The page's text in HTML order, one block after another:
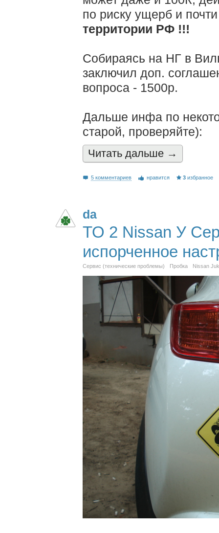
по риску ущерб и
территории РФ !!!
Собираясь на НГ в
заключил доп.
вопроса - 1500р.
Дальше инфа по
старой, проверяйте):
Читать дальшe →
5 комментариев нравится 3 избранное
da
ТО 2 Nissan У
испорченное
Сервис (технические проблемы) Пробка Nissan